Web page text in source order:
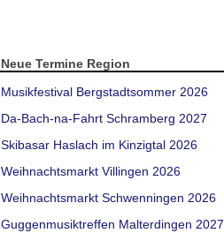
Neue Termine Region
Musikfestival Bergstadtsommer 2026
Da-Bach-na-Fahrt Schramberg 2027
Skibasar Haslach im Kinzigtal 2026
Weihnachtsmarkt Villingen 2026
Weihnachtsmarkt Schwenningen 2026
Guggenmusiktreffen Malterdingen 2027